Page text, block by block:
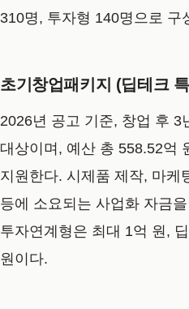
310명, 투자형 140명으로 구
초기창업패키지 (딥테크
2026년 공고 기준, 창업 후 3
대상이며, 예산 총 558.52억
지원한다. 시제품 제작, 마케
등에 소요되는 사업화 자금
투자연계형은 최대 1억 원,
원이다.